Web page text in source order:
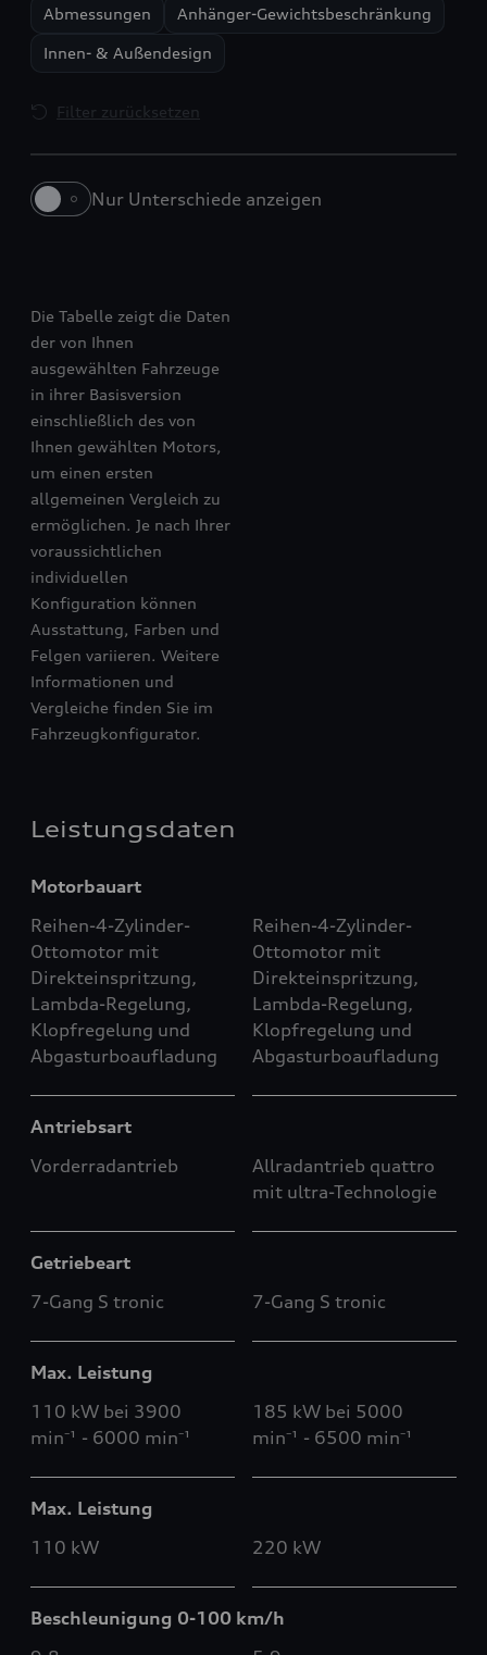
Abmessungen Anhänger-Gewichtsbeschränkung
Innen- & Außendesign
Filter zurücksetzen
Nur Unterschiede anzeigen
A5 Avant e-hybrid
Die Tabelle zeigt die Daten
der von Ihnen
ausgewählten Fahrzeuge
in ihrer Basisversion
einschließlich des von
Ihnen gewählten Motors,
um einen ersten
allgemeinen Vergleich zu
ermöglichen. Je nach Ihrer
voraussichtlichen
individuellen
Konfiguration können
Ausstattung, Farben und
Felgen variieren. Weitere
Informationen und
Vergleiche finden Sie im
Fahrzeugkonfigurator.
Leistungsdaten
Motorbauart
Reihen-4-Zylinder-
Ottomotor mit
Direkteinspritzung,
Lambda-Regelung,
Klopfregelung und
Abgasturboaufladung
Reihen-4-Zylinder-
Ottomotor mit
Direkteinspritzung,
Lambda-Regelung,
Klopfregelung und
Abgasturboaufladung
Antriebsart
Vorderradantrieb
Allradantrieb quattro
mit ultra-Technologie
Getriebeart
7-Gang S tronic
7-Gang S tronic
Max. Leistung
110 kW bei 3900
min⁻¹ - 6000 min⁻¹
185 kW bei 5000
min⁻¹ - 6500 min⁻¹
Max. Leistung
110 kW
220 kW
Beschleunigung 0-100 km/h